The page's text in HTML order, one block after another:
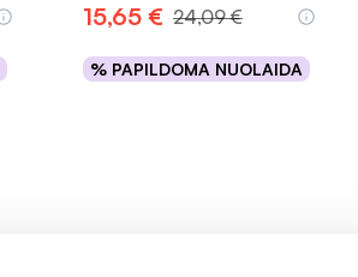
15,65 € 24,09 €
% PAPILDOMA NUOLAIDA
Į krepšelį